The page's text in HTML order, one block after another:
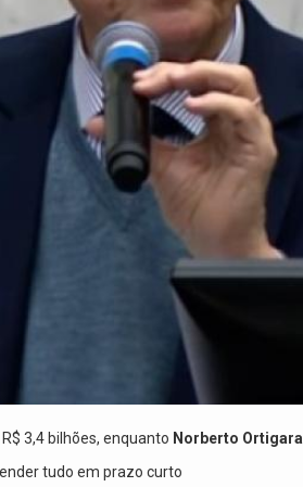
3,4 bilhões, enquanto Norberto Ortigara
tudo em prazo curto